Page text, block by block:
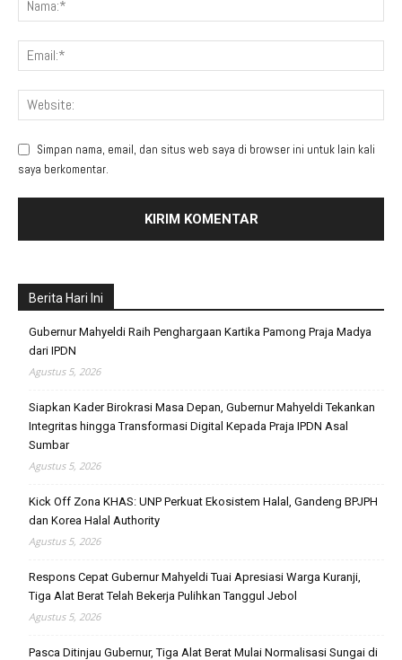
Simpan nama, email, dan situs web saya di browser ini untuk lain kali
saya berkomentar.
Berita Hari Ini
Gubernur Mahyeldi Raih Penghargaan Kartika Pamong Praja Madya
dari IPDN
Agustus 5, 2026
Siapkan Kader Birokrasi Masa Depan, Gubernur Mahyeldi Tekankan
Integritas hingga Transformasi Digital Kepada Praja IPDN Asal
Sumbar
Agustus 5, 2026
Kick Off Zona KHAS: UNP Perkuat Ekosistem Halal, Gandeng BPJPH
dan Korea Halal Authority
Agustus 5, 2026
Respons Cepat Gubernur Mahyeldi Tuai Apresiasi Warga Kuranji,
Tiga Alat Berat Telah Bekerja Pulihkan Tanggul Jebol
Agustus 5, 2026
Pasca Ditinjau Gubernur, Tiga Alat Berat Mulai Normalisasi Sungai di